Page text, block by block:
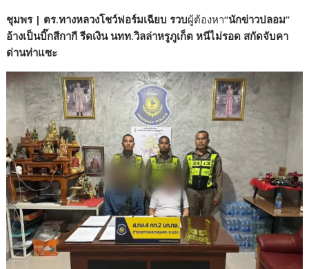
ac
e
b
o
o
k
itt
n
e
h
ar
ชุมพร | ตร.ทางหลวงโชว์ฟอร์มเฉียบ รวบผู้ต้องหา“นักข่าวปลอม”
อ้างเป็นบิ๊กสีกากี รีดเงิน นทท.วิลล่าหรูภูเก็ต หนีไม่รอด สกัดจับคา
ด่านท่าแซะ